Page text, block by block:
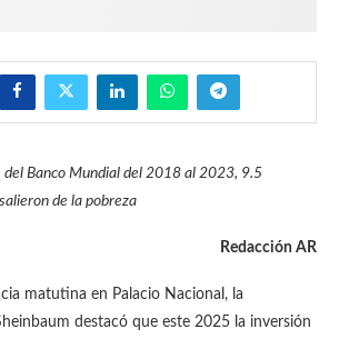
del Banco Mundial del 2018 al 2023, 9.5
de la pobreza
Redacción AR
matutina en Palacio Nacional, la
destacó que este 2025 la inversión